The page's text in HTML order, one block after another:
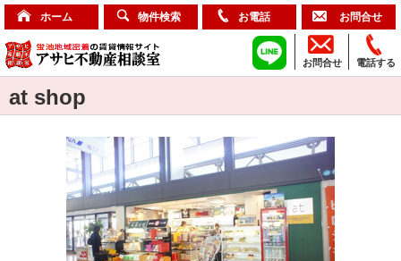
ホーム 物件検索 お電話 お問合せ
電話する
お問合せ
at shop